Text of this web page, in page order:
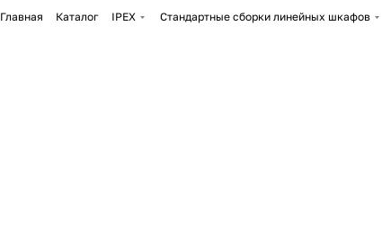
Главная Каталог IPEX Стандартные сборки линейных шкафов